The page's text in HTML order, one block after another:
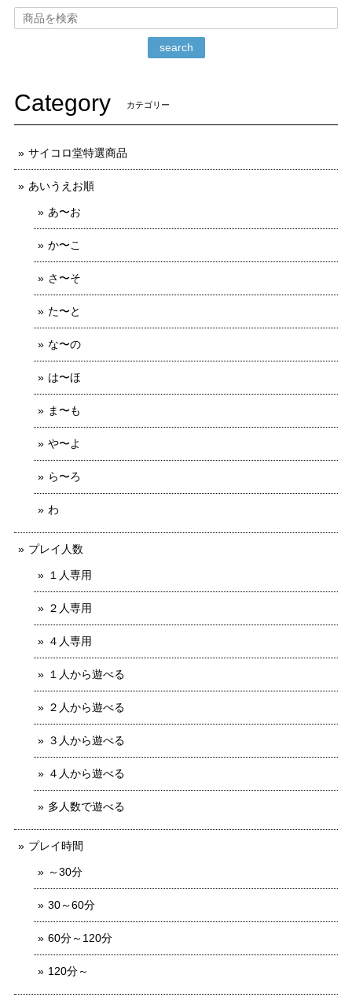
search
Category カテゴリー
サイコロ堂特選商品
あいうえお順
あ〜お
か〜こ
さ〜そ
た〜と
な〜の
は〜ほ
ま〜も
や〜よ
ら〜ろ
わ
プレイ人数
１人専用
２人専用
４人専用
１人から遊べる
２人から遊べる
３人から遊べる
４人から遊べる
多人数で遊べる
プレイ時間
～30分
30～60分
60分～120分
120分～